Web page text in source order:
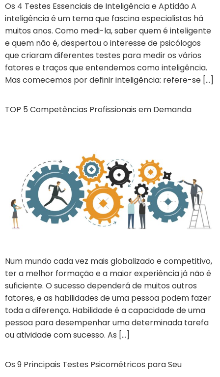
Os 4 Testes Essenciais de Inteligência e Aptidão A
inteligência é um tema que fascina especialistas há
muitos anos. Como medi-la, saber quem é inteligente
e quem não é, despertou o interesse de psicólogos
que criaram diferentes testes para medir os vários
fatores e traços que entendemos como inteligência.
Mas comecemos por definir inteligência: refere-se […]
TOP 5 Competências Profissionais em Demanda
Num mundo cada vez mais globalizado e competitivo,
ter a melhor formação e a maior experiência já não é
suficiente. O sucesso dependerá de muitos outros
fatores, e as habilidades de uma pessoa podem fazer
toda a diferença. Habilidade é a capacidade de uma
pessoa para desempenhar uma determinada tarefa
ou atividade com sucesso. As […]
Os 9 Principais Testes Psicométricos para Seu